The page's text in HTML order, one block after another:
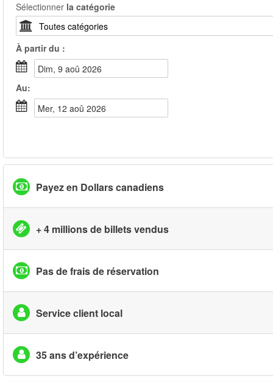
Sélectionner la catégorie
À partir du :
dim, 9 aoû 2026
Au:
mer, 12 aoû 2026
Payez en Dollars canadiens
+ 4 millions de billets vendus
Pas de frais de réservation
Service client local
35 ans d’expérience